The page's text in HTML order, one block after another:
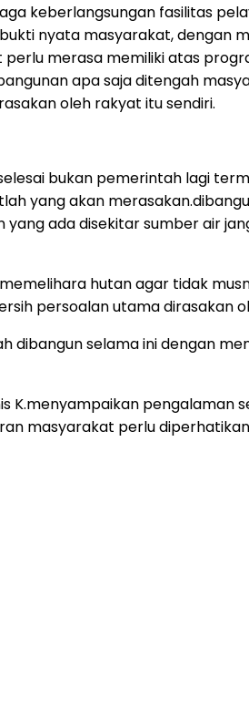
keberlangsungan fasilitas
nyata masyarakat, dengan
merasa memiliki atas
apa saja ditengah
oleh rakyat itu sendiri.
bukan pemerintah lagi
yang akan
ada disekitar sumber air
hutan agar tidak
persoalan utama dirasakan
dibangun selama ini dengan
K.menyampaikan pengalaman
masyarakat perlu